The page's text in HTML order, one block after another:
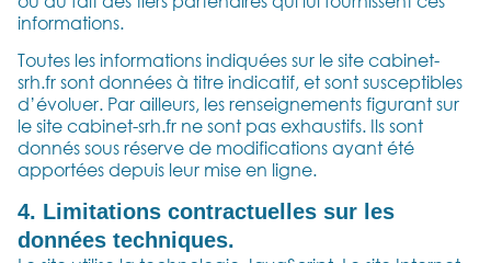
informations.
Toutes les informations indiquées sur le site cabinet-
srh.fr sont données à titre indicatif, et sont susceptibles
d’évoluer. Par ailleurs, les renseignements figurant sur
le site cabinet-srh.fr ne sont pas exhaustifs. Ils sont
donnés sous réserve de modifications ayant été
apportées depuis leur mise en ligne.
4. Limitations contractuelles sur les
données techniques.